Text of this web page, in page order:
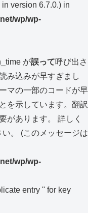
version 6.7.0.) in
wp/wp-
が誤って呼び出さ
み込みが早すぎまし
マの一部のコードが早
を示しています。翻訳
があります。 詳しく
い。 (このメッセージは
wp/wp-
entry '' for key